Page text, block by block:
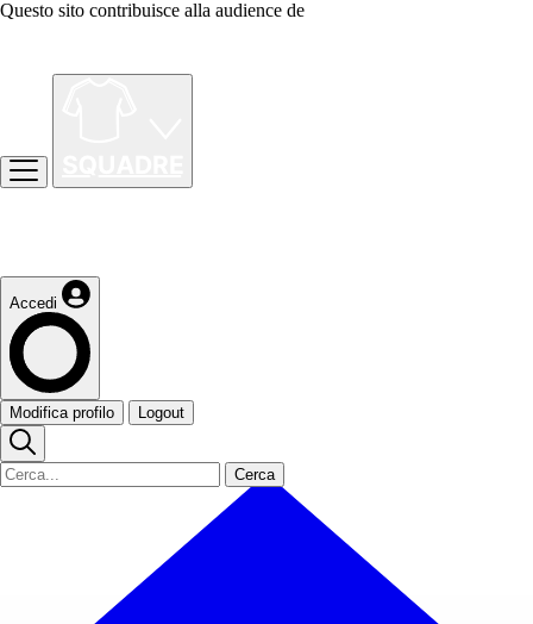
Questo sito contribuisce alla audience de
Accedi
Modifica profilo Logout
Cerca